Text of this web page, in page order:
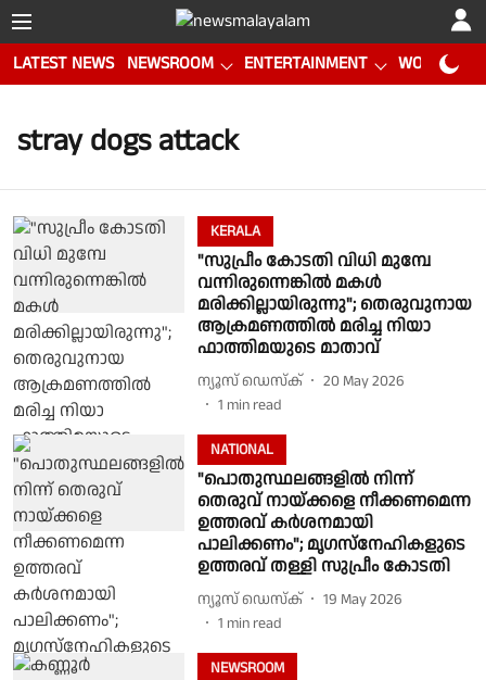
LATEST NEWS NEWSROOM ENTERTAINMENT WORLD CUP
stray dogs attack
KERALA
"സുപ്രീം കോടതി വിധി മുമ്പേ
വന്നിരുന്നെങ്കിൽ മകൾ
മരിക്കില്ലായിരുന്നു"; തെരുവുനായ
ആക്രമണത്തിൽ മരിച്ച നിയാ
ഫാത്തിമയുടെ മാതാവ്
ന്യൂസ് ഡെസ്ക്
20 May 2026
1 min read
NATIONAL
"പൊതുസ്ഥലങ്ങളില്‍ നിന്ന്
തെരുവ് നായ്ക്കളെ നീക്കണമെന്ന
ഉത്തരവ് കര്‍ശനമായി
പാലിക്കണം"; മൃഗസ്‌നേഹികളുടെ
ഉത്തരവ് തള്ളി സുപ്രീം കോടതി
ന്യൂസ് ഡെസ്ക്
19 May 2026
1 min read
NEWSROOM